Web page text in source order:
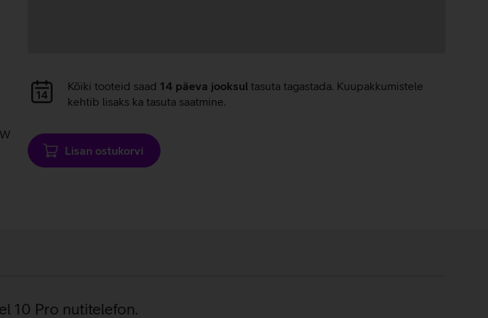
Andmete
laadimine
Kõiki tooteid saad 14 päeva jooksul tasuta tagastada. Kuupakkumistele
kehtib lisaks ka tasuta saatmine.
Lisan ostukorvi
10 Pro nutitelefon.